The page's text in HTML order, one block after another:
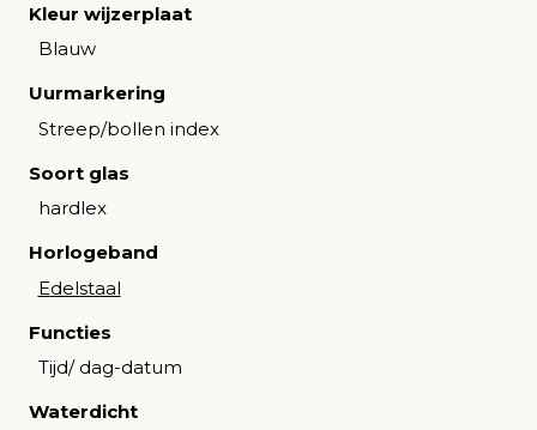
Kleur wijzerplaat
Blauw
Uurmarkering
Streep/bollen index
Soort glas
hardlex
Horlogeband
Edelstaal
Functies
Tijd/ dag-datum
Waterdicht